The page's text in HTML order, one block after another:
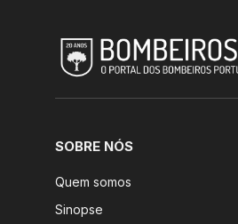
SOBRE NÓS
Quem somos
Sinopse